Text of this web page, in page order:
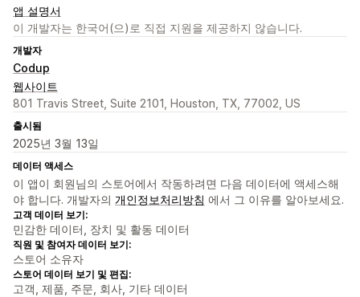
앱 설명서
이 개발자는 한국어(으)로 직접 지원을 제공하지 않습니다.
개발자
Codup
웹사이트
801 Travis Street, Suite 2101, Houston, TX, 77002, US
출시됨
2025년 3월 13일
데이터 액세스
이 앱이 회원님의 스토어에서 작동하려면 다음 데이터에 액세스해
야 합니다. 개발자의 개인정보처리방침 에서 그 이유를 알아보세요.
고객 데이터 보기:
민감한 데이터, 장치 및 활동 데이터
직원 및 참여자 데이터 보기:
스토어 소유자
스토어 데이터 보기 및 편집:
고객, 제품, 주문, 회사, 기타 데이터